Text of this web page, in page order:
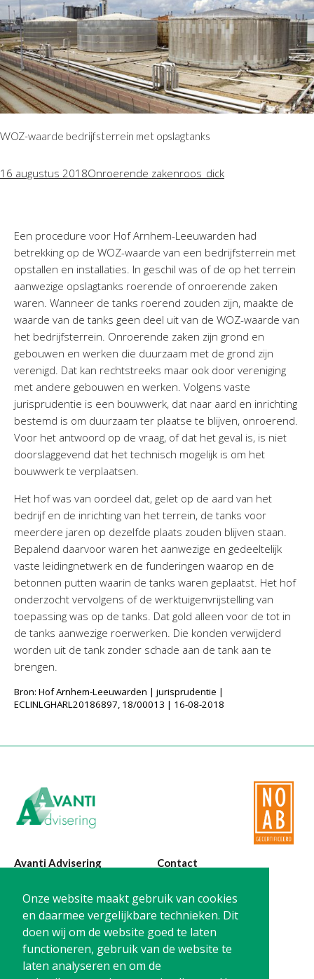
Onze website maakt gebruik van cookies
en daarmee vergelijkbare technieken. Dit
doen wij om de website goed te laten
functioneren, gebruik van de website te
laten analyseren en om de
WOZ-waarde bedrijfsterrein met opslagtanks
16 augustus 2018Onroerende zakenroos_dick
Een procedure voor Hof Arnhem-Leeuwarden had
betrekking op de WOZ-waarde van een bedrijfsterrein met
opstallen en installaties. In geschil was of de op het terrein
aanwezige opslagtanks roerende of onroerende zaken
waren. Wanneer de tanks roerend zouden zijn, maakte de
waarde van de tanks geen deel uit van de WOZ-waarde van
het bedrijfsterrein. Onroerende zaken zijn grond en
gebouwen en werken die duurzaam met de grond zijn
verenigd. Dat kan rechtstreeks maar ook door vereniging
met andere gebouwen en werken. Volgens vaste
jurisprudentie is een bouwwerk, dat naar aard en inrichting
bestemd is om duurzaam ter plaatse te blijven, onroerend.
Voor het antwoord op de vraag, of dat het geval is, is niet
doorslaggevend dat het technisch mogelijk is om het
bouwwerk te verplaatsen.
Het hof was van oordeel dat, gelet op de aard van het
bedrijf en de inrichting van het terrein, de tanks voor
meerdere jaren op dezelfde plaats zouden blijven staan.
Bepalend daarvoor waren het aanwezige en gedeeltelijk
vaste leidingnetwerk en de funderingen waarop en de
betonnen putten waarin de tanks waren geplaatst. Het hof
onderzocht vervolgens of de werktuigenvrijstelling van
toepassing was op de tanks. Dat gold alleen voor de tot in
de tanks aanwezige roerwerken. Die konden verwijderd
worden uit de tank zonder schade aan de tank aan te
brengen.
Bron: Hof Arnhem-Leeuwarden | jurisprudentie |
ECLINLGHARL20186897, 18/00013 | 16-08-2018
Avanti Advisering
Poelstraat 4
1441 RR Purmerend
Contact
T: 0299-420870
@:
info@avanti-
advisering.nl
BTW: NL861212733B01